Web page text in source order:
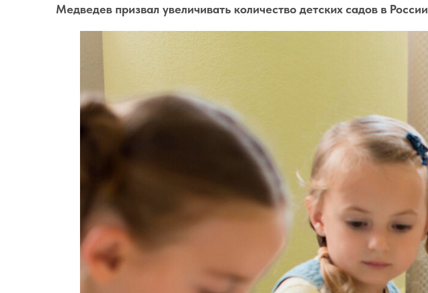
Медведев призвал увеличивать количество детских садов в России